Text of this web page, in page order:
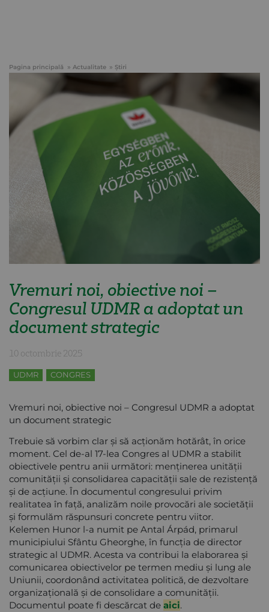
Pagina principală Actualitate Știri
Vremuri noi, obiective noi –
Congresul UDMR a adoptat un
document strategic
10 octombrie 2025
UDMR CONGRES
Vremuri noi, obiective noi – Congresul UDMR a adoptat
un document strategic
Trebuie să vorbim clar și să acționăm hotărât, în orice
moment. Cel de-al 17-lea Congres al UDMR a stabilit
obiectivele pentru anii următori: menținerea unității
comunității și consolidarea capacității sale de rezistență
și de acțiune. În documentul congresului privim
realitatea în față, analizăm noile provocări ale societății
și formulăm răspunsuri concrete pentru viitor.
Kelemen Hunor l-a numit pe Antal Árpád, primarul
municipiului Sfântu Gheorghe, în funcția de director
strategic al UDMR. Acesta va contribui la elaborarea și
comunicarea obiectivelor pe termen mediu și lung ale
Uniunii, coordonând activitatea politică, de dezvoltare
organizațională și de consolidare a comunității.
Documentul poate fi descărcat de aici.